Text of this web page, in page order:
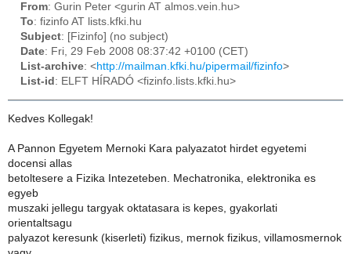
From: Gurin Peter <gurin AT almos.vein.hu>
To: fizinfo AT lists.kfki.hu
Subject: [Fizinfo] (no subject)
Date: Fri, 29 Feb 2008 08:37:42 +0100 (CET)
List-archive: <http://mailman.kfki.hu/pipermail/fizinfo>
List-id : ELFT HÍRADÓ <fizinfo.lists.kfki.hu>
Kedves Kollegak!
A Pannon Egyetem Mernoki Kara palyazatot hirdet egyetemi
docensi allas
betoltesere a Fizika Intezeteben. Mechatronika, elektronika es
egyeb
muszaki jellegu targyak oktatasara is kepes, gyakorlati
orientaltsagu
palyazot keresunk (kiserleti) fizikus, mernok fizikus, villamosmernok